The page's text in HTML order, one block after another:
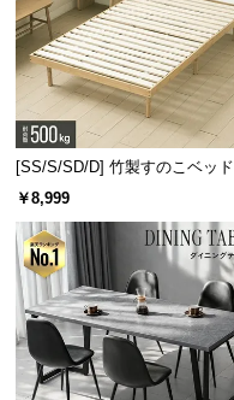
[SS/S/SD/D] 竹製すのこベッド
￥8,999